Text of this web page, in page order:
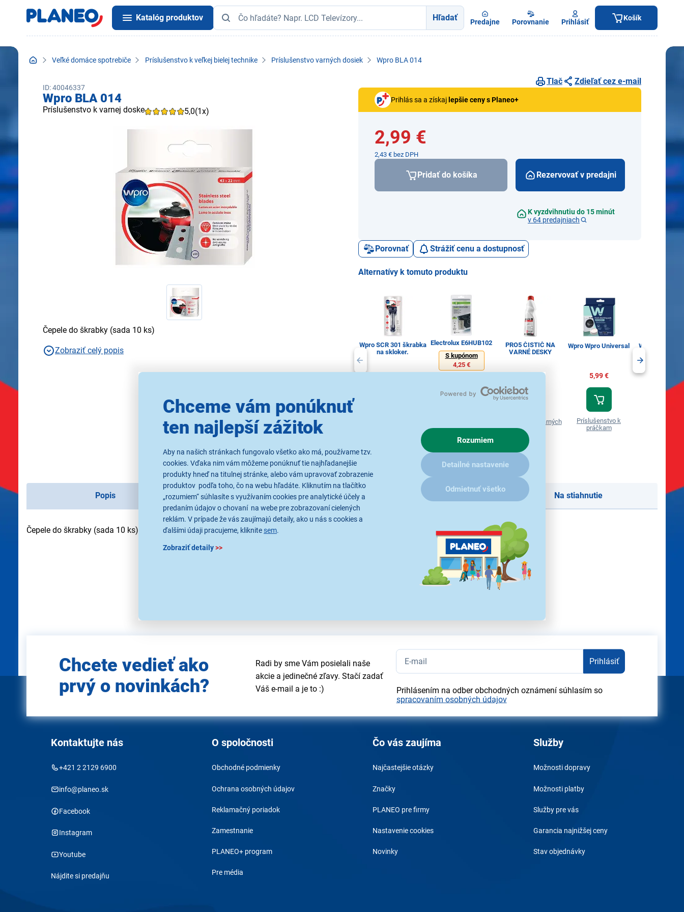
Chceme vám ponúknuť
ten najlepší zážitok
Aby na našich stránkach fungovalo všetko ako má, používame tzv.
cookies. Vďaka nim vám môžeme ponúknuť tie najhľadanejšie
produkty hneď na titulnej stránke, alebo vám upravovať zobrazenie
produktov podľa toho, čo na webu hľadáte. Kliknutím na tlačítko
„rozumiem“ súhlasíte s využívaním cookies pre analytické účely a
predaním údajov o chovaní na webe pre zobrazovaní cielených
reklám. V prípade že vás zaujímajú detaily, ako u nás s cookies a
ďalšími údaji pracujeme, kliknite sem.
Zobraziť detaily>>
Rozumiem
Detailné nastavenie
Odmietnuť všetko
Katalóg produktov Hľadať Predajne Porovnanie Prihlásiť Košík
Veľké domáce spotrebiče Príslušenstvo k veľkej bielej technike Príslušenstvo varných dosiek Wpro BLA 014
ID: 40046337
Wpro BLA 014
Príslušenstvo k varnej doske 5,0(1x)
Čepele do škrabky (sada 10 ks)
Zobraziť celý popis
Tlač Zdieľať cez e-mail
Prihlás sa a získaj lepšie ceny s Planeo+
2,99 €
2,43 € bez DPH
Pridať do košíka Rezervovať v predajni
K vyzdvihnutiu do 15 minút
v 64 predajniach
Porovnať Strážiť cenu a dostupnosť
Alternatívy k tomuto produktu
Wpro SCR 301 škrabka
na skloker.
Electrolux E6HUB102
S kupónom
4,25 €
dosiek
PRO5 ČISTIČ NA
VARNÉ DESKY
Príslušenstvo varných
dosiek
Wpro Wpro Universal
5,99 €
Príslušenstvo k
práčkam
Wpro CHF28/1
Popis Parametre Recenzie Na stiahnutie
Čepele do škrabky (sada 10 ks)
Použité obrázky sú iba ilustratívne a technické špecifikácie sa môžu v priebehu času zmeniť bez predchádzajúceho upozornenia.
e-mail
Chcete vedieť ako
prvý o novinkách?
Radi by sme Vám posielali naše
akcie a jedinečné zľavy. Stačí zadať
Váš e-mail a je to :)
Prihlásiť
Prihlásením na odber obchodných oznámení súhlasím so
spracovaním osobných údajov
Kontaktujte nás
+421 2 2129 6900
info@planeo.sk
Facebook
Instagram
Youtube
Nájdite si predajňu
O spoločnosti
Obchodné podmienky
Ochrana osobných údajov
Reklamačný poriadok
Zamestnanie
PLANEO+ program
Pre média
Čo vás zaujíma
Najčastejšie otázky
Značky
PLANEO pre firmy
Nastavenie cookies
Novinky
Služby
Možnosti dopravy
Možnosti platby
Služby pre vás
Garancia najnižšej ceny
Stav objednávky